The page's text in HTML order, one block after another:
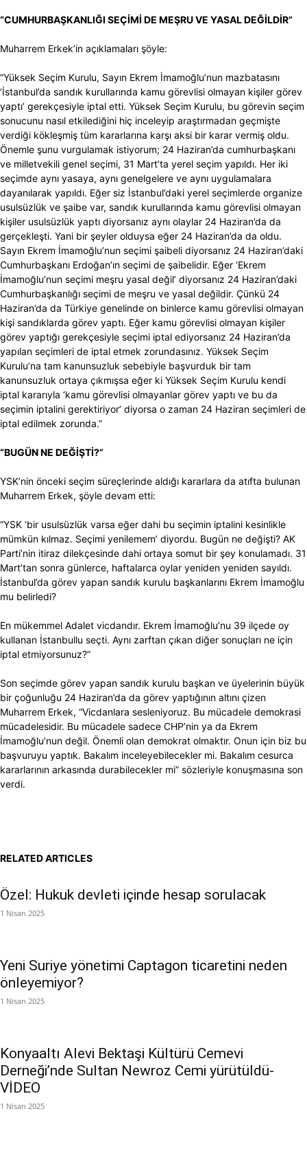
“CUMHURBAŞKANLIĞI SEÇİMİ DE MEŞRU VE YASAL DEĞİLDİR”
Muharrem Erkek’in açıklamaları şöyle:
“Yüksek Seçim Kurulu, Sayın Ekrem İmamoğlu’nun mazbatasını
‘İstanbul’da sandık kurullarında kamu görevlisi olmayan kişiler görev
yaptı’ gerekçesiyle iptal etti. Yüksek Seçim Kurulu, bu görevin seçim
sonucunu nasıl etkilediğini hiç inceleyip araştırmadan geçmişte
verdiği kökleşmiş tüm kararlarına karşı aksi bir karar vermiş oldu.
Önemle şunu vurgulamak istiyorum; 24 Haziran’da cumhurbaşkanı
ve milletvekili genel seçimi, 31 Mart’ta yerel seçim yapıldı. Her iki
seçimde aynı yasaya, aynı genelgelere ve aynı uygulamalara
dayanılarak yapıldı. Eğer siz İstanbul’daki yerel seçimlerde organize
usulsüzlük ve şaibe var, sandık kurullarında kamu görevlisi olmayan
kişiler usulsüzlük yaptı diyorsanız aynı olaylar 24 Haziran’da da
gerçekleşti. Yani bir şeyler olduysa eğer 24 Haziran’da da oldu.
Sayın Ekrem İmamoğlu’nun seçimi şaibeli diyorsanız 24 Haziran’daki
Cumhurbaşkanı Erdoğan’ın seçimi de şaibelidir. Eğer ‘Ekrem
İmamoğlu’nun seçimi meşru yasal değil’ diyorsanız 24 Haziran’daki
Cumhurbaşkanlığı seçimi de meşru ve yasal değildir. Çünkü 24
Haziran’da da Türkiye genelinde on binlerce kamu görevlisi olmayan
kişi sandıklarda görev yaptı. Eğer kamu görevlisi olmayan kişiler
görev yaptığı gerekçesiyle seçimi iptal ediyorsanız 24 Haziran’da
yapılan seçimleri de iptal etmek zorundasınız. Yüksek Seçim
Kurulu’na tam kanunsuzluk sebebiyle başvurduk bir tam
kanunsuzluk ortaya çıkmışsa eğer ki Yüksek Seçim Kurulu kendi
iptal kararıyla ‘kamu görevlisi olmayanlar görev yaptı ve bu da
seçimin iptalini gerektiriyor’ diyorsa o zaman 24 Haziran seçimleri de
iptal edilmek zorunda.”
“BUGÜN NE DEĞİŞTİ?”
YSK’nin önceki seçim süreçlerinde aldığı kararlara da atıfta bulunan
Muharrem Erkek, şöyle devam etti:
“YSK ‘bir usulsüzlük varsa eğer dahi bu seçimin iptalini kesinlikle
mümkün kılmaz. Seçimi yenilemem’ diyordu. Bugün ne değişti? AK
Parti’nin itiraz dilekçesinde dahi ortaya somut bir şey konulamadı. 31
Mart’tan sonra günlerce, haftalarca oylar yeniden yeniden sayıldı.
İstanbul’da görev yapan sandık kurulu başkanlarını Ekrem İmamoğlu
mu belirledi?
En mükemmel Adalet vicdandır. Ekrem İmamoğlu’nu 39 ilçede oy
kullanan İstanbullu seçti. Aynı zarftan çıkan diğer sonuçları ne için
iptal etmiyorsunuz?”
Son seçimde görev yapan sandık kurulu başkan ve üyelerinin büyük
bir çoğunluğu 24 Haziran’da da görev yaptığının altını çizen
Muharrem Erkek, “Vicdanlara sesleniyoruz. Bu mücadele demokrasi
mücadelesidir. Bu mücadele sadece CHP’nin ya da Ekrem
İmamoğlu’nun değil. Önemli olan demokrat olmaktır. Onun için biz bu
başvuruyu yaptık. Bakalım inceleyebilecekler mi. Bakalım cesurca
kararlarının arkasında durabilecekler mi” sözleriyle konuşmasına son
verdi.
RELATED ARTICLES
Özel: Hukuk devleti içinde hesap sorulacak
1 Nisan 2025
Yeni Suriye yönetimi Captagon ticaretini neden
önleyemiyor?
1 Nisan 2025
Konyaaltı Alevi Bektaşi Kültürü Cemevi
Derneği’nde Sultan Newroz Cemi yürütüldü-
VİDEO
1 Nisan 2025